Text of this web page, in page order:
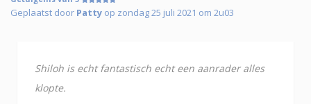
Geplaatst door Patty op zondag 25 juli 2021 om 2u03
Shiloh is echt fantastisch echt een aanrader alles
klopte.